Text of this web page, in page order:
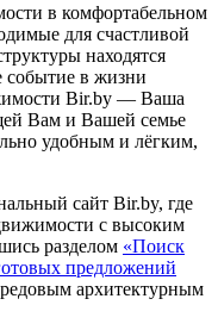
в комфортабельном
для счастливой
находятся
событие в жизни
Bir.by — Ваша
Вам и Вашей семье
удобным и лёгким,
сайт Bir.by, где
с высоким
разделом «Поиск
предложений
архитектурным